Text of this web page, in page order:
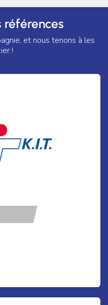
références
et nous tenons à les
!